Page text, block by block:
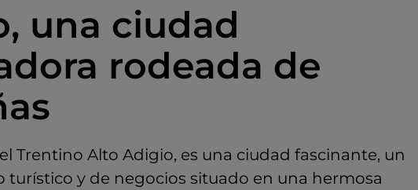
una ciudad
rodeada de
Trentino Alto Adigio, es una ciudad fascinante, un
turístico y de negocios situado en una hermosa